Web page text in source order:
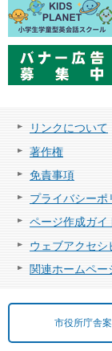
リンクについて
著作権
免責事項
プライバシーポ
ページ作成ガイ
ウェブアクセシ
関連ホームペー
市役所庁舎